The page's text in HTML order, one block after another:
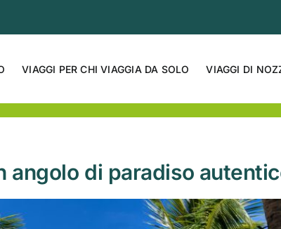
VIAGGI PER CHI VIAGGIA DA SOLO VIAGGI DI
angolo di paradiso